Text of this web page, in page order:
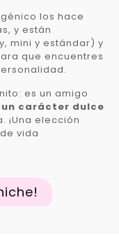
los hace
y están
mini y estándar) y
que encuentres
es un amigo
carácter dulce
¡Una elección
vida